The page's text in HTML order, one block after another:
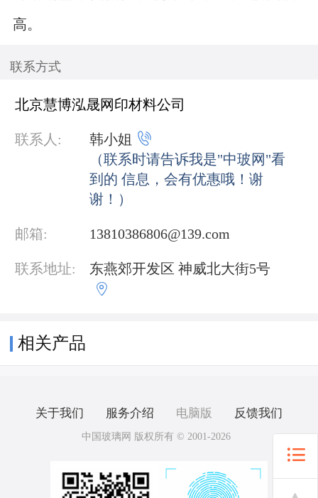
高。
联系方式
北京慧博泓晟网印材料公司
联系人: 韩小姐 
（联系时请告诉我是"中玻网"看
到的 信息，会有优惠哦！谢
谢！）
邮箱: 13810386806@139.com
联系地址: 东燕郊开发区 神威北大街5号

相关产品
关于我们 服务介绍 电脑版 反馈我们
中国玻璃网 版权所有 © 2001-2026
